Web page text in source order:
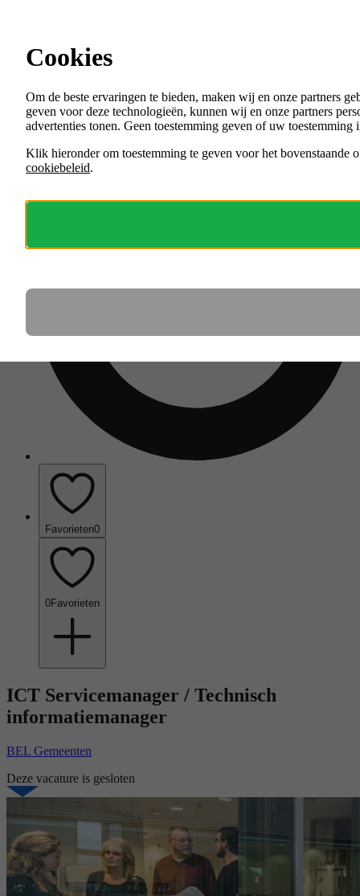
Menu
VACATURES
ORGANISATIES
Favorieten0
0Favorieten
ICT Servicemanager / Technisch
informatiemanager
BEL Gemeenten
Deze vacature is gesloten
Cookies
Om de beste ervaringen te bieden, maken wij en onze partners
geven voor deze technologieën, kunnen wij en onze partners
advertenties tonen. Geen toestemming geven of uw
Klik hieronder om toestemming te geven voor het bovenstaande
cookiebeleid.